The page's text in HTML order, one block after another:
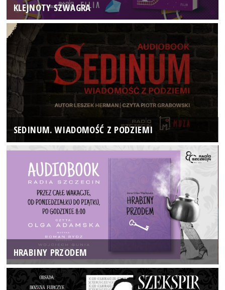
KLEJNOTY SZWAGRA
SEDINUM. WIADOMOŚĆ Z PODZIEMI
HRABINY PRZODEM